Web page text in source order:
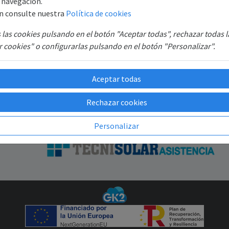
Recuperar contraseña
consulte nuestra Política de cookies
las cookies pulsando en el botón "Aceptar todas", rechazar todas
cookies" o configurarlas pulsando en el botón "Personalizar".
Aceptar todas
Rechazar cookies
Personalizar